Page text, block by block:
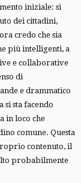
iniziale: si
dei cittadini,
credo che sia
più intelligenti, a
e collaborative
di
e drammatico
sta facendo
in loco che
comune. Questa
contenuto, il
probabilmente